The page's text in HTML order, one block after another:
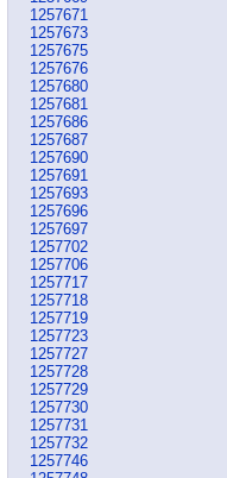
1257671
1257673
1257675
1257676
1257680
1257681
1257686
1257687
1257690
1257691
1257693
1257696
1257697
1257702
1257706
1257717
1257718
1257719
1257723
1257727
1257728
1257729
1257730
1257731
1257732
1257746